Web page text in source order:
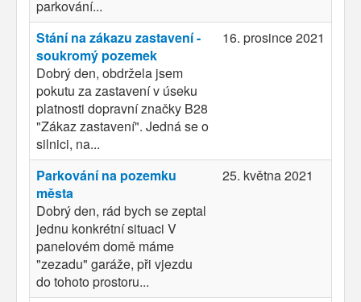
parkování...
Stání na zákazu zastavení -
soukromý pozemek
Dobrý den, obdržela jsem
pokutu za zastavení v úseku
platnosti dopravní značky B28
"Zákaz zastavení". Jedná se o
silnici, na...
16. prosince 2021
Parkování na pozemku
města
Dobrý den, rád bych se zeptal
jednu konkrétní situaci V
panelovém domě máme
"zezadu" garáže, při vjezdu
do tohoto prostoru...
25. května 2021